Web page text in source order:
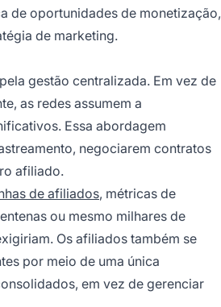
de oportunidades de monetização,
de marketing.
gestão centralizada. Em vez de
as redes assumem a
Essa abordagem
negociarem contratos
afiliado.
de afiliados, métricas de
ou mesmo milhares de
Os afiliados também se
por meio de uma única
em vez de gerenciar